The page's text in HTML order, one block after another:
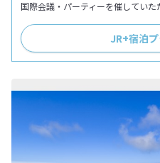
国際会議・パーティーを催していた
JR+宿泊